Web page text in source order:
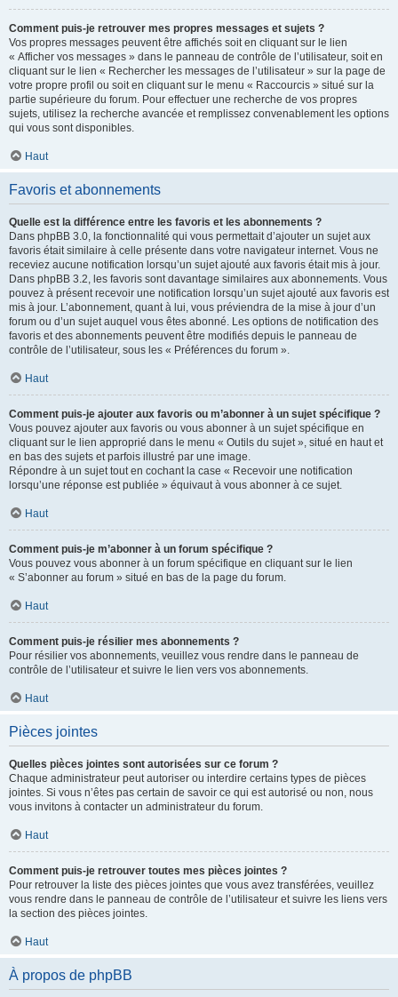
Comment puis-je retrouver mes propres messages et sujets ?
Vos propres messages peuvent être affichés soit en cliquant sur le lien
« Afficher vos messages » dans le panneau de contrôle de l’utilisateur, soit en
cliquant sur le lien « Rechercher les messages de l’utilisateur » sur la page de
votre propre profil ou soit en cliquant sur le menu « Raccourcis » situé sur la
partie supérieure du forum. Pour effectuer une recherche de vos propres
sujets, utilisez la recherche avancée et remplissez convenablement les options
qui vous sont disponibles.
Haut
Favoris et abonnements
Quelle est la différence entre les favoris et les abonnements ?
Dans phpBB 3.0, la fonctionnalité qui vous permettait d’ajouter un sujet aux
favoris était similaire à celle présente dans votre navigateur internet. Vous ne
receviez aucune notification lorsqu’un sujet ajouté aux favoris était mis à jour.
Dans phpBB 3.2, les favoris sont davantage similaires aux abonnements. Vous
pouvez à présent recevoir une notification lorsqu’un sujet ajouté aux favoris est
mis à jour. L’abonnement, quant à lui, vous préviendra de la mise à jour d’un
forum ou d’un sujet auquel vous êtes abonné. Les options de notification des
favoris et des abonnements peuvent être modifiés depuis le panneau de
contrôle de l’utilisateur, sous les « Préférences du forum ».
Haut
Comment puis-je ajouter aux favoris ou m’abonner à un sujet spécifique ?
Vous pouvez ajouter aux favoris ou vous abonner à un sujet spécifique en
cliquant sur le lien approprié dans le menu « Outils du sujet », situé en haut et
en bas des sujets et parfois illustré par une image.
Répondre à un sujet tout en cochant la case « Recevoir une notification
lorsqu’une réponse est publiée » équivaut à vous abonner à ce sujet.
Haut
Comment puis-je m’abonner à un forum spécifique ?
Vous pouvez vous abonner à un forum spécifique en cliquant sur le lien
« S’abonner au forum » situé en bas de la page du forum.
Haut
Comment puis-je résilier mes abonnements ?
Pour résilier vos abonnements, veuillez vous rendre dans le panneau de
contrôle de l’utilisateur et suivre le lien vers vos abonnements.
Haut
Pièces jointes
Quelles pièces jointes sont autorisées sur ce forum ?
Chaque administrateur peut autoriser ou interdire certains types de pièces
jointes. Si vous n’êtes pas certain de savoir ce qui est autorisé ou non, nous
vous invitons à contacter un administrateur du forum.
Haut
Comment puis-je retrouver toutes mes pièces jointes ?
Pour retrouver la liste des pièces jointes que vous avez transférées, veuillez
vous rendre dans le panneau de contrôle de l’utilisateur et suivre les liens vers
la section des pièces jointes.
Haut
À propos de phpBB